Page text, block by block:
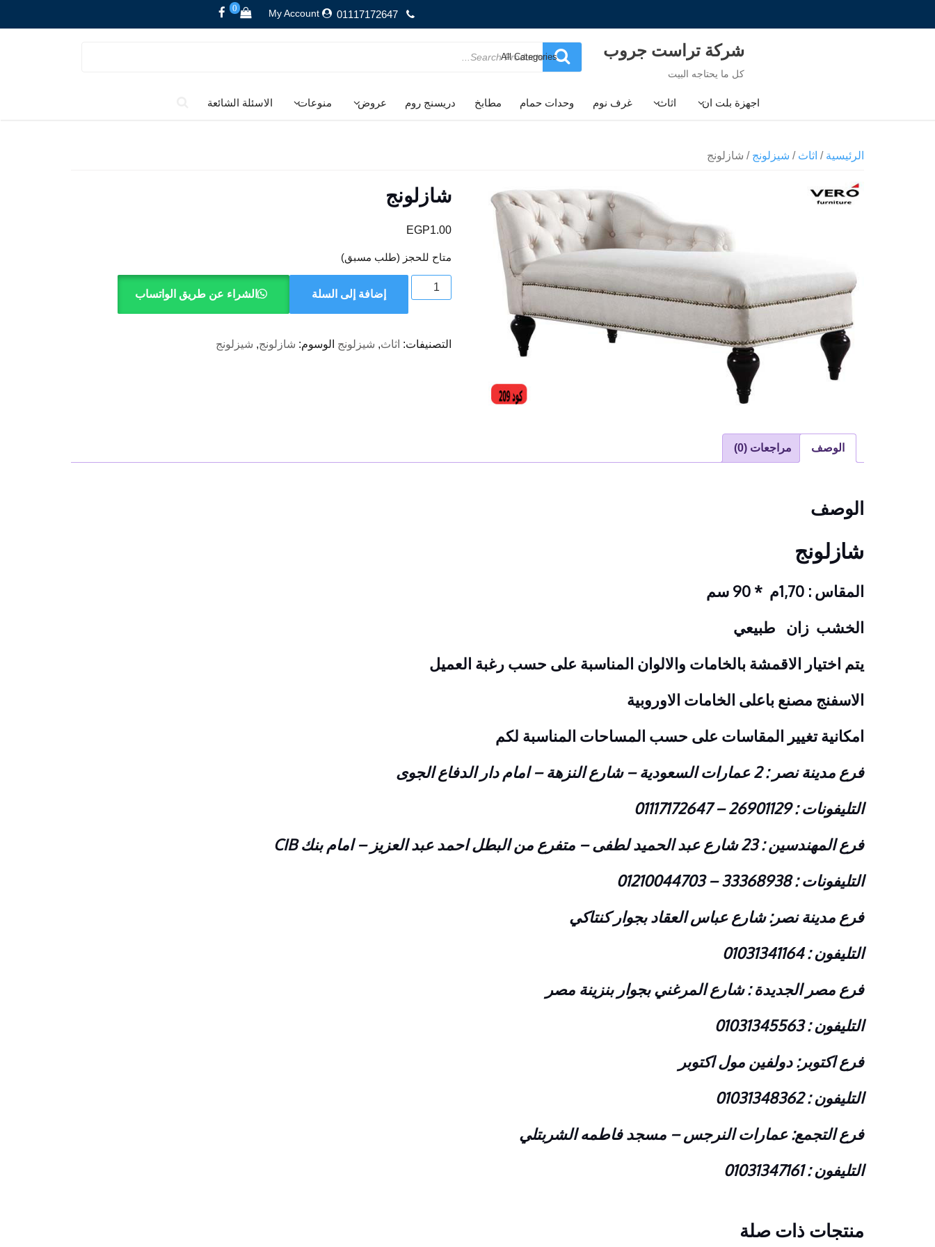
01117172647
My Account
0
شركة تراست جروب
كل ما يحتاجه البيت
Search
for
اجهزة بلت ان اثاث غرف نوم وحدات حمام مطابخ دريسنج روم عروض منوعات الاسئلة الشائعة
الرئيسية / اثاث / شيزلونج / شازلونج
شازلونج
EGP1.00
متاح للحجز (طلب مسبق)
كمية
شازلونج
إضافة إلى السلة الشراء عن طريق الواتساب
التصنيفات: اثاث, شيزلونج الوسوم: شازلونج, شيزلونج
الوصف مراجعات (0)
الوصف
شازلونج
المقاس : 1,70م * 90 سم
الخشب زان طبيعي
يتم اختيار الاقمشة بالخامات والالوان المناسبة على حسب رغبة العميل
الاسفنج مصنع باعلى الخامات الاوروبية
امكانية تغيير المقاسات على حسب المساحات المناسبة لكم
فرع مدينة نصر : 2 عمارات السعودية – شارع النزهة – امام دار الدفاع الجوى
التليفونات : 26901129 – 01117172647
فرع المهندسين : 23 شارع عبد الحميد لطفى – متفرع من البطل احمد عبد العزيز – امام بنك CIB
التليفونات : 33368938 – 01210044703
فرع مدينة نصر: شارع عباس العقاد بجوار كنتاكي
التليفون : 01031341164
فرع مصر الجديدة : شارع المرغني بجوار بنزينة مصر
التليفون : 01031345563
فرع اكتوبر: دولفين مول اكتوبر
التليفون : 01031348362
فرع التجمع: عمارات النرجس – مسجد فاطمه الشربتلي
التليفون : 01031347161
منتجات ذات صلة